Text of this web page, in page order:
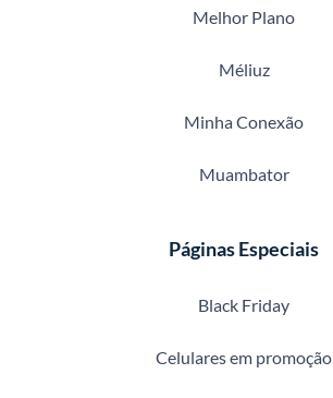
Melhor Plano
Méliuz
Minha Conexão
Muambator
Páginas Especiais
Black Friday
Celulares em promoção